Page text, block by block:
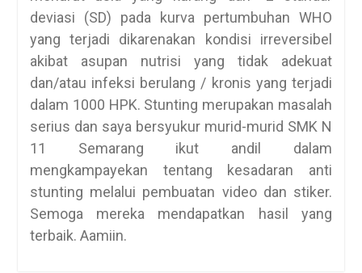
deviasi (SD) pada kurva pertumbuhan WHO
yang terjadi dikarenakan kondisi irreversibel
akibat asupan nutrisi yang tidak adekuat
dan/atau infeksi berulang / kronis yang terjadi
dalam 1000 HPK. Stunting merupakan masalah
serius dan saya bersyukur murid-murid SMK N
11 Semarang ikut andil dalam
mengkampayekan tentang kesadaran anti
stunting melalui pembuatan video dan stiker.
Semoga mereka mendapatkan hasil yang
terbaik. Aamiin.